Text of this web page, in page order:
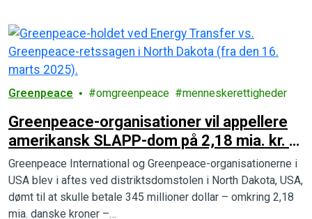
Greenpeace omgreenpeace menneskerettigheder
Greenpeace-organisationer vil appellere
amerikansk SLAPP-dom på 2,18 mia. kr. –
Danmark bør nu tilslutte sig EU-lovgning,
der kan bremse misbrug af retten
Greenpeace International og Greenpeace-organisationerne i
USA blev i aftes ved distriktsdomstolen i North Dakota, USA,
dømt til at skulle betale 345 millioner dollar – omkring 2,18
mia. danske kroner –…